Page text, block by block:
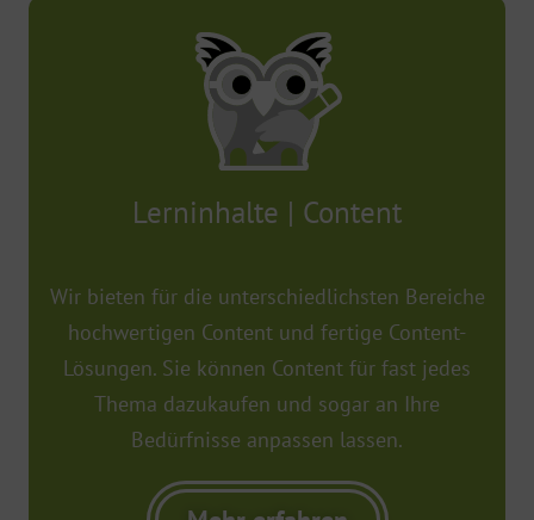
Lerninhalte | Content
Wir bieten für die unterschiedlichsten Bereiche
hochwertigen Content und fertige Content-
Lösungen. Sie können Content für fast jedes
Thema dazukaufen und sogar an Ihre
Bedürfnisse anpassen lassen.